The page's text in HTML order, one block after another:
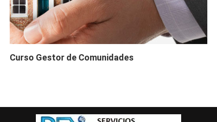
Curso Gestor de Comunidades